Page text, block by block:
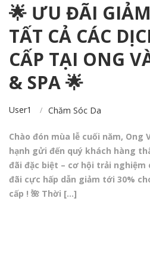
🌟 ƯU ĐÃI
TẤT CẢ CÁC
CẤP TẠI ONG
& SPA 🌟
User1 Chăm Sóc Da
Chào đón mùa lễ cuối năm, Ong
hạnh gửi đến quý khách hàng
đãi đặc biệt – cơ hội trải
đãi cực hấp dẫn giảm tới 30%
cấp ! 🌺 Thời […]